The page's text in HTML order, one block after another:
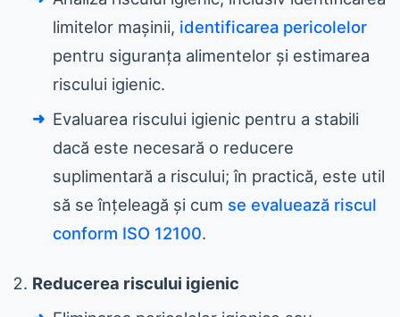
limitelor mașinii, identificarea pericolelor
pentru siguranța alimentelor și estimarea
riscului igienic.
Evaluarea riscului igienic pentru a stabili
dacă este necesară o reducere
suplimentară a riscului; în practică, este util
să se înțeleagă și cum se evaluează riscul
conform ISO 12100.
Reducerea riscului igienic